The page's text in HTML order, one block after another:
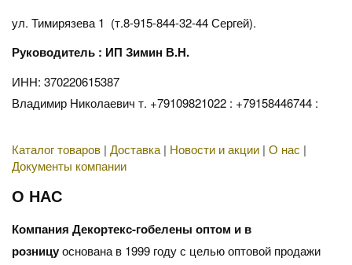
ул. Тимирязева 1 (т.8-915-844-32-44 Сергей).
Руководитель : ИП Зимин В.Н.
ИНН: 370220615387
Владимир Николаевич т. +79109821022 : +79158446744 :
Каталог товаров | Доставка| Новости и акции | О нас |
Документы компании
О НАС
Компания Декортекс-гобелены оптом и в
розницуоснована в 1999 году с целью оптовой продажи